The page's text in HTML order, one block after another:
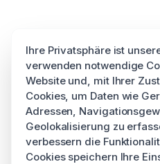
Ihre Privatsphäre ist
verwenden notwendige
Website und, mit Ihrer
Cookies, um Daten wie
Adressen,
Geolokalisierung zu
verbessern die
Cookies speichern Ihre